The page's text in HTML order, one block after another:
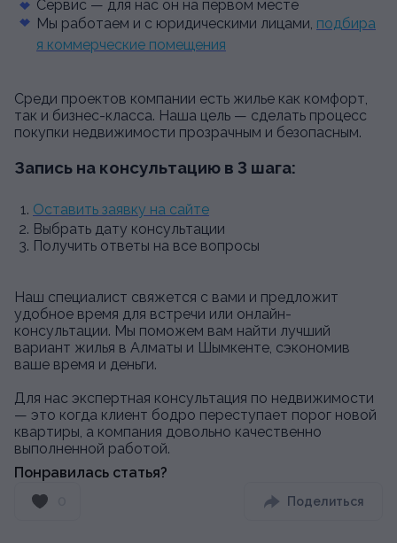
Сервис — для нас он на первом месте
Мы работаем и с юридическими лицами, подбира
я коммерческие помещения
Среди проектов компании есть жилье как комфорт,
так и бизнес-класса. Наша цель — сделать процесс
покупки недвижимости прозрачным и безопасным.
Запись на консультацию в 3 шага:
Оставить заявку на сайте
Выбрать дату консультации
Получить ответы на все вопросы
Наш специалист свяжется с вами и предложит
удобное время для встречи или онлайн-
консультации. Мы поможем вам найти лучший
вариант жилья в Алматы и Шымкенте, сэкономив
ваше время и деньги.
Для нас экспертная консультация по недвижимости
— это когда клиент бодро переступает порог новой
квартиры, а компания довольно качественно
выполненной работой.
Понравилась статья?
Поделиться